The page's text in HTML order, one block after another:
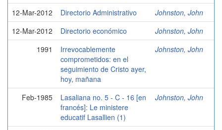
12-Mar-2012 Directorio Administrativo
Johnston, John
12-Mar-2012
Directorio económico
Johnston, John
1991
Irrevocablemente
comprometidos: en el
seguimiento de Cristo ayer,
hoy, mañana
Johnston, John
Feb-1985
Lasaliana no. 5 - C - 16 [en
francés]: Le ministere
educatif Lasallien (1)
Johnston, John